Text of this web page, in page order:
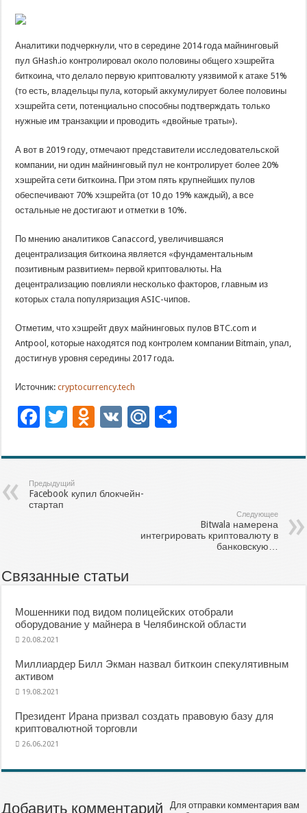
Аналитики подчеркнули, что в середине 2014 года майнинговый
пул GHash.io контролировал около половины общего хэшрейта
биткоина, что делало первую криптовалюту уязвимой к атаке 51%
(то есть, владельцы пула, который аккумулирует более половины
хэшрейта сети, потенциально способны подтверждать только
нужные им транзакции и проводить «двойные траты»).
А вот в 2019 году, отмечают представители исследовательской
компании, ни один майнинговый пул не контролирует более 20%
хэшрейта сети биткоина. При этом пять крупнейших пулов
обеспечивают 70% хэшрейта (от 10 до 19% каждый), а все
остальные не достигают и отметки в 10%.
По мнению аналитиков Canaccord, увеличившаяся
децентрализация биткоина является «фундаментальным
позитивным развитием» первой криптовалюты. На
децентрализацию повлияли несколько факторов, главным из
которых стала популяризация ASIC-чипов.
Отметим, что хэшрейт двух майнинговых пулов BTC.com и
Antpool, которые находятся под контролем компании Bitmain, упал,
достигнув уровня середины 2017 года.
Источник: cryptocurrency.tech
Facebook
Twitter
Odnoklassniki
VK Mail.Ru
Предыдущий
Facebook купил блокчейн-
стартап
Следующее
Bitwala намерена
интегрировать криптовалюту в
банковскую…
Связанные статьи
Мошенники под видом полицейских отобрали
оборудование у майнера в Челябинской области
20.08.2021
Миллиардер Билл Экман назвал биткоин спекулятивным
активом
19.08.2021
Президент Ирана призвал создать правовую базу для
криптовалютной торговли
26.06.2021
Добавить комментарий
Для отправки комментария вам